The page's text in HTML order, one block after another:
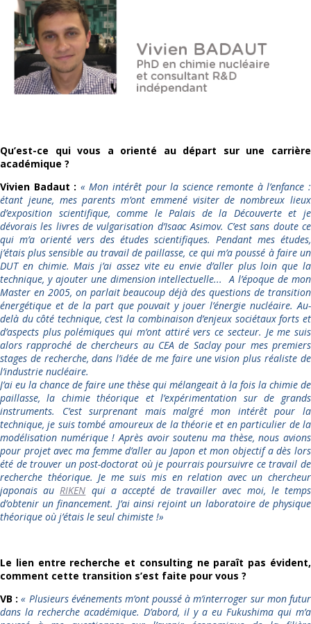
Qu’est-ce qui vous a orienté au départ sur une carrière
académique ?
Vivien Badaut : «Mon intérêt pour la science remonte à l’enfance :
étant jeune, mes parents m’ont emmené visiter de nombreux lieux
d’exposition scientifique, comme le Palais de la Découverte et je
dévorais les livres de vulgarisation d’Isaac Asimov. C’est sans doute ce
qui m’a orienté vers des études scientifiques. Pendant mes études,
j’étais plus sensible au travail de paillasse, ce qui m’a poussé à faire un
DUT en chimie. Mais j’ai assez vite eu envie d’aller plus loin que la
technique, y ajouter une dimension intellectuelle...
A l’époque de mon
Master en 2005, on parlait beaucoup déjà des questions de transition
énergétique et de la part que pouvait y jouer l’énergie nucléaire. Au-
delà du côté technique, c’est la combinaison d’enjeux sociétaux forts et
d’aspects plus polémiques qui m’ont attiré vers ce secteur. Je me suis
alors rapproché de chercheurs au CEA de Saclay pour mes premiers
stages de recherche, dans l’idée de me faire une vision plus réaliste de
l’industrie nucléaire.
J’ai eu la chance de faire une thèse qui mélangeait à la fois la chimie de
paillasse, la chimie théorique et l’expérimentation sur de grands
instruments. C’est surprenant mais malgré mon intérêt pour la
technique, je suis tombé amoureux de la théorie et en particulier de la
modélisation numérique ! Après avoir soutenu ma thèse, nous avions
pour projet avec ma femme d’aller au Japon et mon objectif a dès lors
été de trouver un post-doctorat où je pourrais poursuivre ce travail de
recherche théorique. Je me suis mis en relation avec un chercheur
japonais auRIKEN qui a accepté de travailler avec moi, le temps
d’obtenir un financement. J’ai ainsi rejoint un laboratoire de physique
théorique où j’étais le seul chimiste !»
Le lien entre recherche et consulting ne paraît pas évident,
comment cette transition s’est faite pour vous ?
VB :« Plusieurs événements m’ont poussé à m’interroger sur mon futur
dans la recherche académique. D’abord, il y a eu Fukushima qui m’a